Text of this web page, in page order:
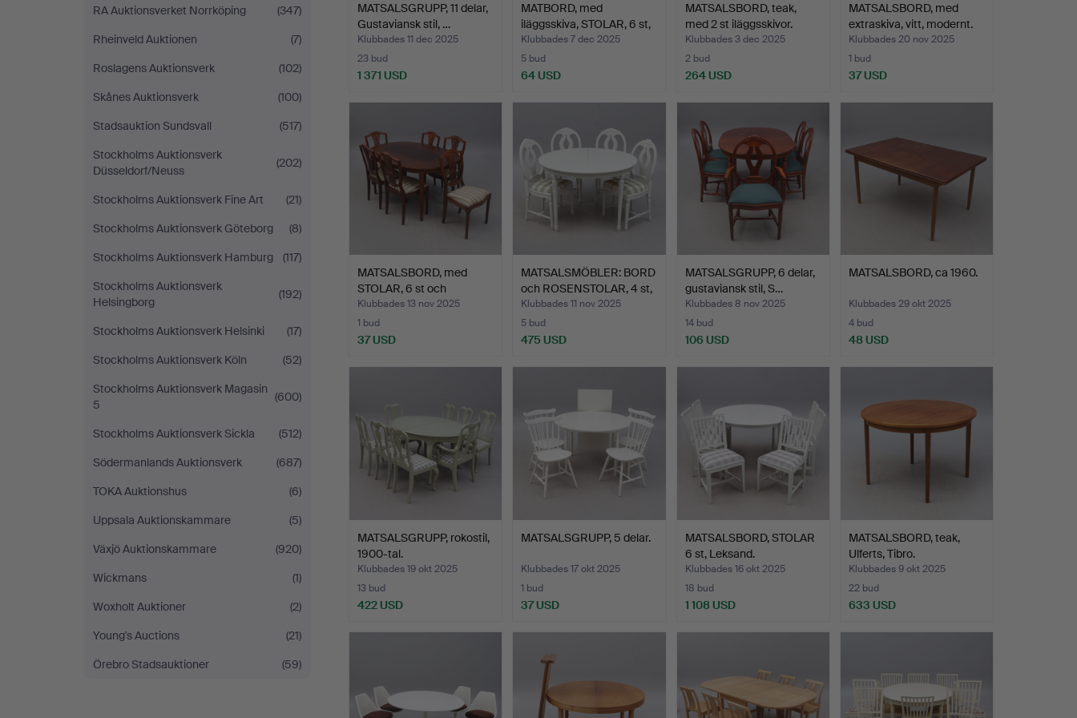
RA Auktionsverket Norrköping
(347)
Rheinveld Auktionen
(7)
Roslagens Auktionsverk
(102)
Skånes Auktionsverk
(100)
Stadsauktion Sundsvall
(517)
Stockholms Auktionsverk
Düsseldorf/Neuss
(202)
Stockholms Auktionsverk Fine Art
(21)
Stockholms Auktionsverk Göteborg
(8)
Stockholms Auktionsverk Hamburg
(117)
Stockholms Auktionsverk
Helsingborg
(192)
Stockholms Auktionsverk Helsinki
(17)
Stockholms Auktionsverk Köln
(52)
Stockholms Auktionsverk Magasin
5
(600)
Stockholms Auktionsverk Sickla
(512)
Södermanlands Auktionsverk
(687)
TOKA Auktionshus
(6)
Uppsala Auktionskammare
(5)
Växjö Auktionskammare
(920)
Wickmans
(1)
Woxholt Auktioner
(2)
Young's Auctions
(21)
Örebro Stadsauktioner
(59)
MATSALSGRUPP, 11 delar,
Gustaviansk stil, …
Klubbades 11 dec 2025
23 bud
1 371 USD
MATBORD, med
iläggsskiva, STOLAR, 6 st,
Ik…
Klubbades 7 dec 2025
5 bud
64 USD
MATSALSBORD, teak,
med 2 st iläggsskivor.
Klubbades 3 dec 2025
2 bud
264 USD
MATSALSBORD, med
extraskiva, vitt, modernt.
Klubbades 20 nov 2025
1 bud
37 USD
MATSALSBORD, med
STOLAR, 6 st och
iläggssk…
Klubbades 13 nov 2025
1 bud
37 USD
MATSALSMÖBLER: BORD
och ROSENSTOLAR, 4 st,
…
Klubbades 11 nov 2025
5 bud
475 USD
MATSALSGRUPP, 6 delar,
gustaviansk stil, S…
Klubbades 8 nov 2025
14 bud
106 USD
MATSALSBORD, ca 1960.
Klubbades 29 okt 2025
4 bud
48 USD
MATSALSGRUPP, rokostil,
1900-tal.
Klubbades 19 okt 2025
13 bud
422 USD
MATSALSGRUPP, 5 delar.
Klubbades 17 okt 2025
1 bud
37 USD
MATSALSBORD, STOLAR
6 st, Leksand.
Klubbades 16 okt 2025
18 bud
1 108 USD
MATSALSBORD, teak,
Ulferts, Tibro.
Klubbades 9 okt 2025
22 bud
633 USD